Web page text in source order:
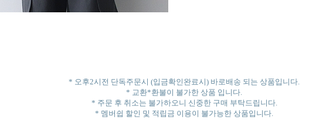
* 오후2시전 단독주문시 (입금확인완료시) 바로배송 되는 상품입니다.
* 교환*환불이 불가한 상품 입니다.
* 주문 후 취소는 불가하오니 신중한 구매 부탁드립니다.
* 멤버쉽 할인 및 적립금 이용이 불가능한 상품입니다.